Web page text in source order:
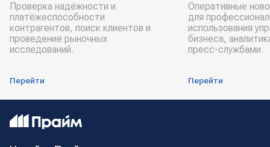
Проверка надёжности и
платёжеспособности
контрагентов, поиск клиентов и
проведение рыночных
исследований.
Перейти
Оперативные
для
использования
бизнеса,
пресс-службами.
Перейти